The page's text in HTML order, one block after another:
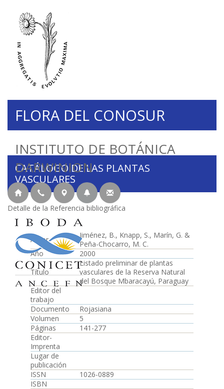
INSTITUTO DE BOTÁNICA
DARWINION
FLORA DEL CONOSUR
CATÁLOGO DE LAS PLANTAS
VASCULARES
Detalle de la Referencia bibliográfica
Autor
Jiménez, B., Knapp, S., Marín, G. &
Peña-Chocarro, M. C.
Año
2000
Título
Listado preliminar de plantas
vasculares de la Reserva Natural
del Bosque Mbaracayú, Paraguay
Editor del
trabajo
Documento
Rojasiana
Volumen
5
Páginas
141-277
Editor-
Imprenta
Lugar de
publicación
ISSN
1026-0889
ISBN